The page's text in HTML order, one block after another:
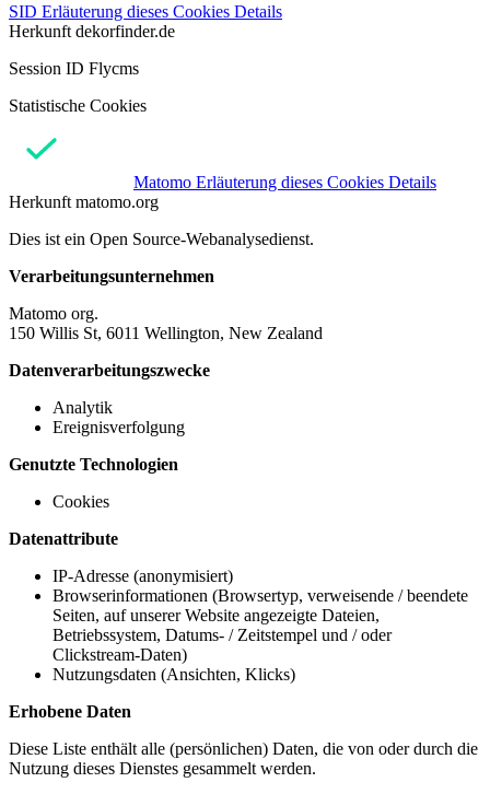
SID Erläuterung dieses Cookies Details
Herkunft dekorfinder.de
Session ID Flycms
Statistische Cookies
Matomo Erläuterung dieses Cookies Details
Herkunft matomo.org
Dies ist ein Open Source-Webanalysedienst.
Verarbeitungsunternehmen
Matomo org.
150 Willis St, 6011 Wellington, New Zealand
Datenverarbeitungszwecke
Analytik
Ereignisverfolgung
Genutzte Technologien
Cookies
Datenattribute
IP-Adresse (anonymisiert)
Browserinformationen (Browsertyp, verweisende / beendete
Seiten, auf unserer Website angezeigte Dateien,
Betriebssystem, Datums- / Zeitstempel und / oder
Clickstream-Daten)
Nutzungsdaten (Ansichten, Klicks)
Erhobene Daten
Diese Liste enthält alle (persönlichen) Daten, die von oder durch die
Nutzung dieses Dienstes gesammelt werden.